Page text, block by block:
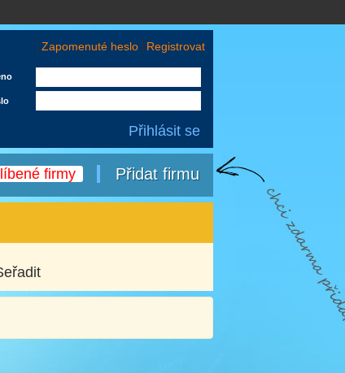
Registrovat
Zapomenuté heslo
Přidat firmu
firmy